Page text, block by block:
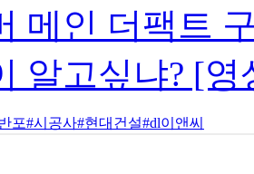
메인 더팩트
알고싶냐? [
포#시공사#현대건설#dl이앤씨